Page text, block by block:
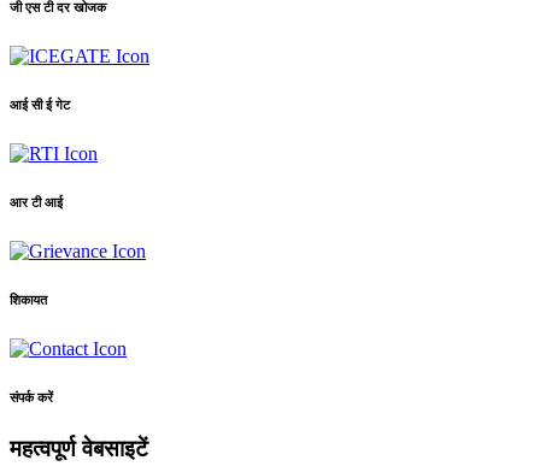
जी एस टी दर खोजक
आई सी ई गेट
आर टी आई
शिकायत
संपर्क करें
महत्वपूर्ण वेबसाइटें